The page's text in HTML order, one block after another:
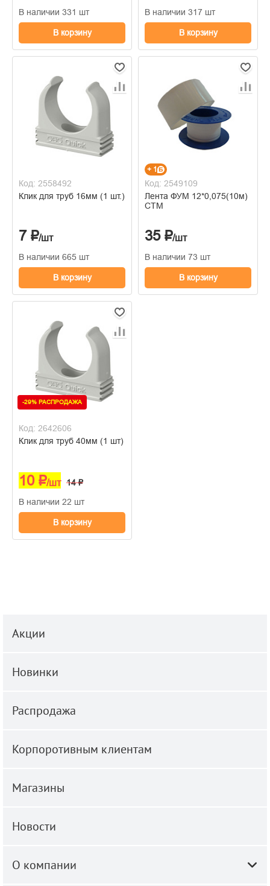
В наличии 331 шт
В корзину
В наличии 317 шт
В корзину
Код: 2558492
Клик для труб 16мм (1 шт.)
7 ₽/шт
В наличии 665 шт
В корзину
+ 1
Код: 2549109
Лента ФУМ 12*0,075(10м)
CTM
35 ₽/шт
В наличии 73 шт
В корзину
-29% РАСПРОДАЖА
Код: 2642606
Клик для труб 40мм (1 шт)
10 ₽/шт 14 ₽
В наличии 22 шт
В корзину
Акции
Новинки
Распродажа
Корпоротивным клиентам
Магазины
Новости
О компании